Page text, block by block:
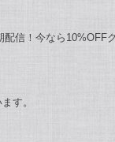
信！今なら10%OFF
す。